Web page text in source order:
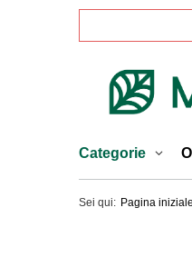
Categorie
Sei qui: Pagina iniziale